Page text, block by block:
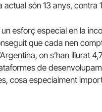
actual són 13 anys, contra
esforç especial en la
que cada nen
on s’han lliurat
de
cosa especialment